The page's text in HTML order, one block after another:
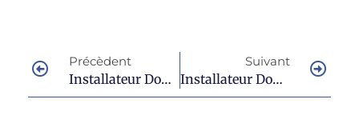
Précèdent
Installateur Domotique À Le Muy Pour Réaliser Votre Projet
Suivant
Installateur Domotique À Lorgues Pour Une Maison Intelligente